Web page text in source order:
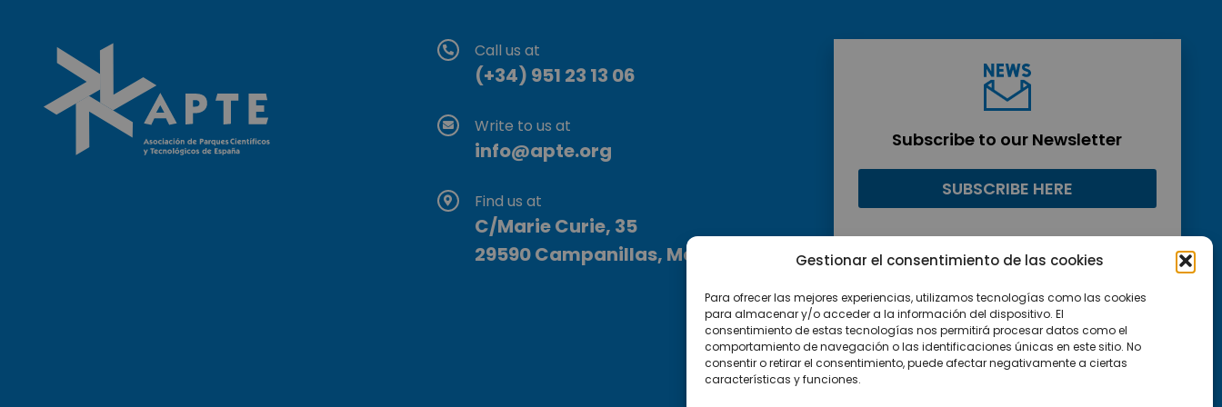
Gestionar el consentimiento de las cookies
Para ofrecer las mejores experiencias, utilizamos tecnologías como las cookies
para almacenar y/o acceder a la información del dispositivo. El
consentimiento de estas tecnologías nos permitirá procesar datos como el
comportamiento de navegación o las identificaciones únicas en este sitio. No
consentir o retirar el consentimiento, puede afectar negativamente a ciertas
características y funciones.
Call us at
(+34) 951 23 13 06
Write to us at
info@apte.org
Find us at
C/Marie Curie, 35
29590 Campanillas, Málaga
Subscribe to our Newsletter
SUBSCRIBE HERE